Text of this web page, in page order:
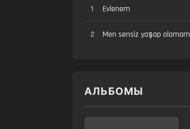
1 Evlenem
2 Men sensiz yaşap olamam
АЛЬБОМЫ